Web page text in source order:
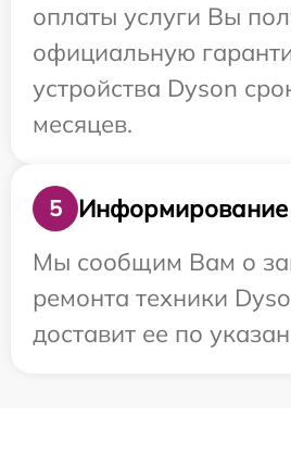
оплаты услуги Вы
официальную
устройства Dyson
месяцев.
5
Информирование
Мы сообщим Вам о
ремонта техники
доставит ее по